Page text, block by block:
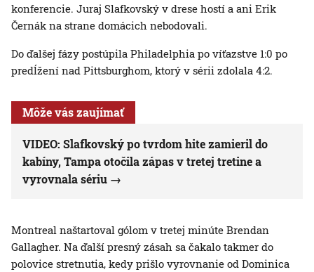
konferencie. Juraj Slafkovský v drese hostí a ani Erik
Černák na strane domácich nebodovali.
Do ďalšej fázy postúpila Philadelphia po víťazstve 1:0 po
predĺžení nad Pittsburghom, ktorý v sérii zdolala 4:2.
Môže vás zaujímať
VIDEO: Slafkovský po tvrdom hite zamieril do
kabíny, Tampa otočila zápas v tretej tretine a
vyrovnala sériu
Montreal naštartoval gólom v tretej minúte Brendan
Gallagher. Na ďalší presný zásah sa čakalo takmer do
polovice stretnutia, kedy prišlo vyrovnanie od Dominica